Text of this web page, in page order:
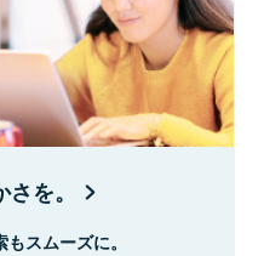
を。
スムーズに。